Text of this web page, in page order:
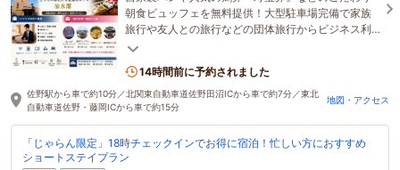
朝食ビュッフェを無料提供！大型駐車場完備で家族
旅行や友人との旅行などの団体旅行からビジネス利
用にも最適なホテルです。
14時間前に予約されました
佐野駅から車で約10分／北関東自動車道佐野田沼ICから車で約7分／東北
自動車道佐野・藤岡ICから車で約15分
地図・アクセス
「じゃらん限定」18時チェックインでお得に宿泊！忙しい方におすすめ
ショートステイプラン